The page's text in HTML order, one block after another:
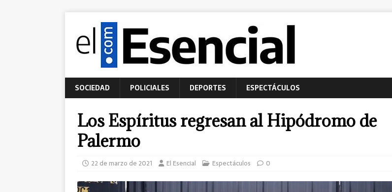
SOCIEDAD POLICIALES DEPORTES ESPECTÁCULOS
Los Espíritus regresan al Hipódromo de
Palermo
22 de marzo de 2021 El Esencial Espectáculos 0